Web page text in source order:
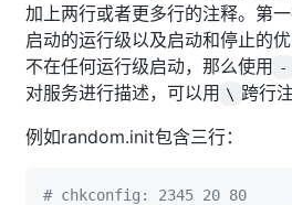
加上两行或者更多行的注释。第
启动的运行级以及启动和停止的
不在任何运行级启动，那么使用 -
对服务进行描述，可以用 \ 跨行
例如random.init包含三行：
# chkconfig: 2345 20 80